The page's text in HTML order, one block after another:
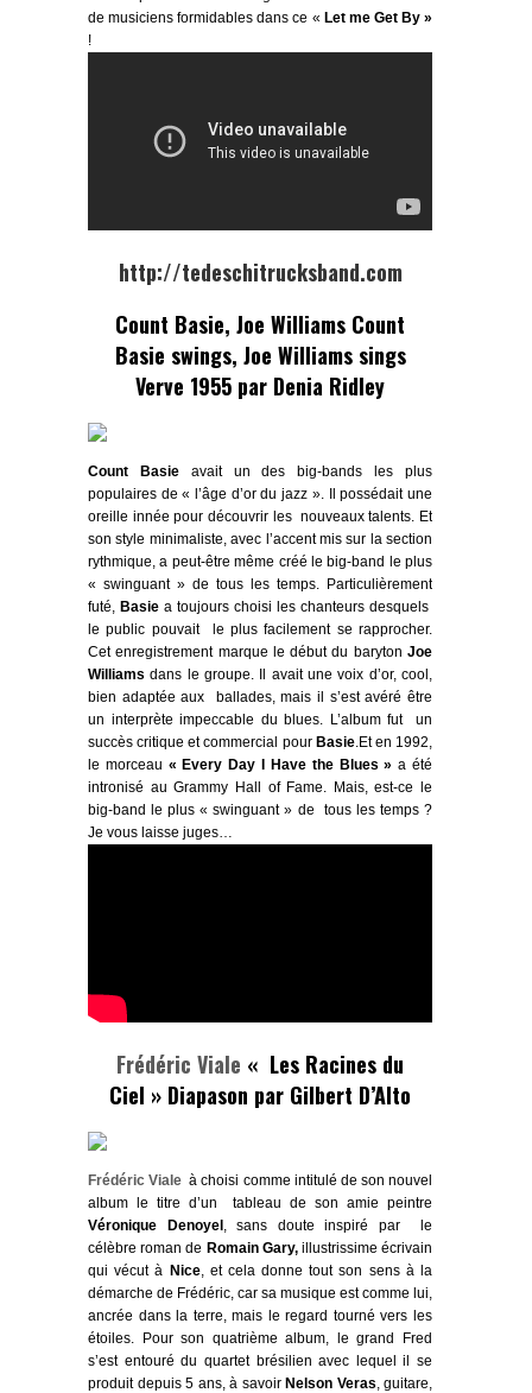
de musiciens formidables dans ce « Let me Get By »
!
http://tedeschitrucksband.com
Count Basie, Joe Williams Count
Basie swings, Joe Williams sings
Verve 1955 par Denia Ridley
Count Basieavait un desbig-bandsles plus
populaires de « l’âge d’or du jazz ». Il possédait une
oreille innée pour découvrir les nouveaux talents. Et
son style minimaliste, avec l’accent mis sur la section
rythmique, a peut-être même créé le big-band le plus
« swinguant » de tous les temps. Particulièrement
futé, Basie a toujours choisi les chanteurs desquels
le public pouvait le plus facilement se rapprocher.
Cet enregistrement marque le début du baryton Joe
Williams dans le groupe. Il avait une voix d’or, cool,
bien adaptée aux ballades, mais il s’est avéré être
un interprète impeccable du blues. L’album fut un
succès critique et commercial pour Basie.Et en 1992,
le morceau « Every Day I Have the Blues » a été
intronisé auGrammy Hall of Fame.
Mais, est-ce le
big-band le plus « swinguant » de tous les temps ?
Je vous laisse juges…
Frédéric Viale « Les Racines du
Ciel » Diapason par Gilbert D’Alto
Frédéric Viale à choisi comme intitulé de son nouvel
album le titre d’un tableau de son amie peintre
Véronique Denoyel, sans doute inspiré par le
célèbre roman de Romain Gary,illustrissime écrivain
qui vécut à Nice, et cela donne tout son sens à la
démarche de Frédéric, car sa musique est comme lui,
ancrée dans la terre, mais le regard tourné vers les
étoiles. Pour son quatrième album, le grand Fred
s’est entouré du quartet brésilien avec lequel il se
produit depuis 5 ans, à savoir Nelson Veras , guitare,